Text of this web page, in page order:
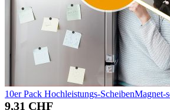
10er Pack Hochleistungs-ScheibenMagnet-
9,31 CHF